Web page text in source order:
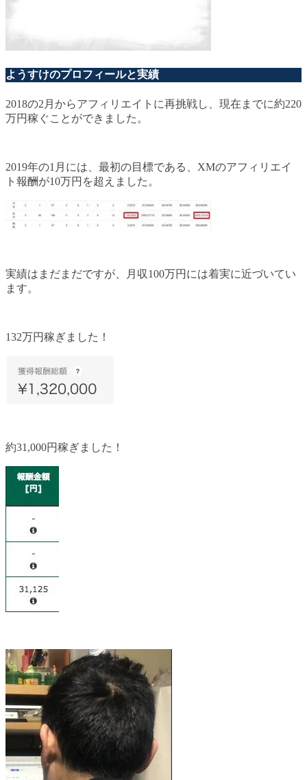
ようすけのプロフィールと実績
2018の2月からアフィリエイトに再挑戦し、現在までに約220
万円稼ぐことができました。
2019年の1月には、最初の目標である、XMのアフィリエイ
ト報酬が10万円を超えました。
実績はまだまだですが、月収100万円には着実に近づいてい
ます。
132万円稼ぎました！
約31,000円稼ぎました！